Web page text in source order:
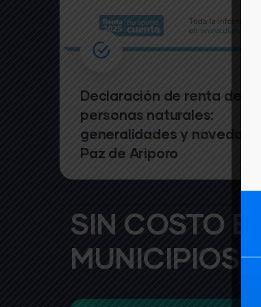
Declaración de renta de
personas naturales:
generalidades y novedades
Paz de Ariporo
SIN COSTO EN
MUNICIPIOS